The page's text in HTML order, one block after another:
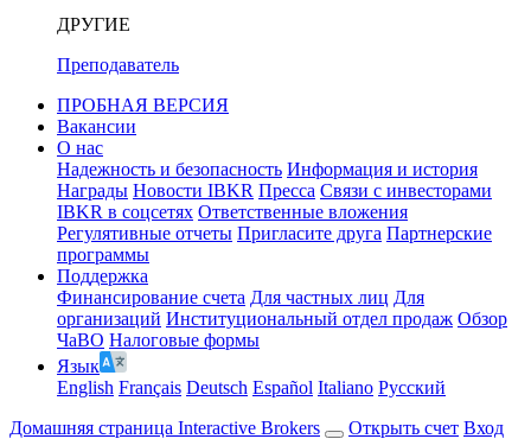
ДРУГИЕ
Преподаватель
ПРОБНАЯ ВЕРСИЯ
Вакансии
О нас
Надежность и безопасность Информация и история
Награды Новости IBKR Пресса Связи с инвесторами
IBKR в соцсетях Ответственные вложения
Регулятивные отчеты Пригласите друга Партнерские
программы
Поддержка
Финансирование счета Для частных лиц Для
организаций Институциональный отдел продаж Обзор
ЧаВО Налоговые формы
Язык
English Français Deutsch Español Italiano Pусский
Домашняя страница Interactive Brokers
Открыть счет Вход